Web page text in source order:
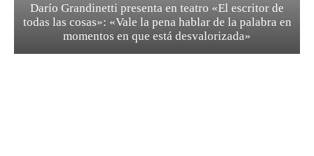
Darío Grandinetti presenta en teatro «El escritor de
todas las cosas»: «Vale la pena hablar de la palabra en
momentos en que está desvalorizada»